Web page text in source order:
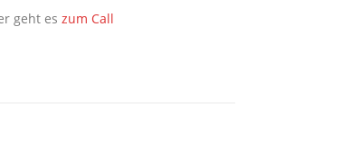
geht es zum Call